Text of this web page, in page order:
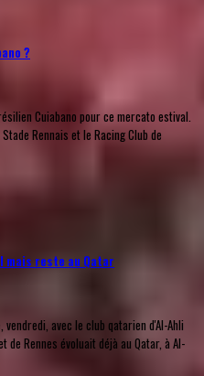
?
Cuiabano pour ce mercato estival.
Rennais et le Racing Club de
mais reste au Qatar
avec le club qatarien d'Al-Ahli
Rennes évoluait déjà au Qatar, à Al-